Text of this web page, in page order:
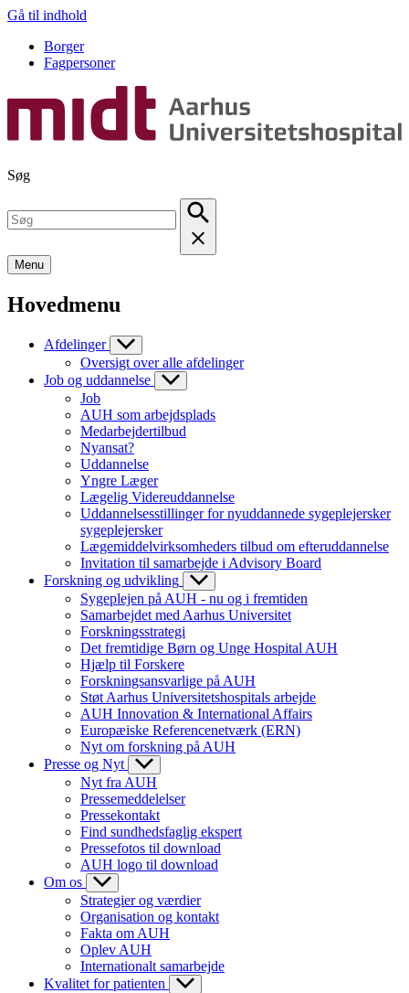
Gå til indhold
Borger
Fagpersoner
Søg
Menu
Hovedmenu
Afdelinger
Oversigt over alle afdelinger
Job og uddannelse
Job
AUH som arbejdsplads
Medarbejdertilbud
Nyansat?
Uddannelse
Yngre Læger
Lægelig Videreuddannelse
Uddannelsesstillinger for nyuddannede sygeplejersker
sygeplejersker
Lægemiddelvirksomheders tilbud om efteruddannelse
Invitation til samarbejde i Advisory Board
Forskning og udvikling
Sygeplejen på AUH - nu og i fremtiden
Samarbejdet med Aarhus Universitet
Forskningsstrategi
Det fremtidige Børn og Unge Hospital AUH
Hjælp til Forskere
Forskningsansvarlige på AUH
Støt Aarhus Universitetshospitals arbejde
AUH Innovation & International Affairs
Europæiske Referencenetværk (ERN)
Nyt om forskning på AUH
Presse og Nyt
Nyt fra AUH
Pressemeddelelser
Pressekontakt
Find sundhedsfaglig ekspert
Pressefotos til download
AUH logo til download
Om os
Strategier og værdier
Organisation og kontakt
Fakta om AUH
Oplev AUH
Internationalt samarbejde
Kvalitet for patienten